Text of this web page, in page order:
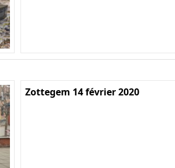
Zottegem 14 février 2020